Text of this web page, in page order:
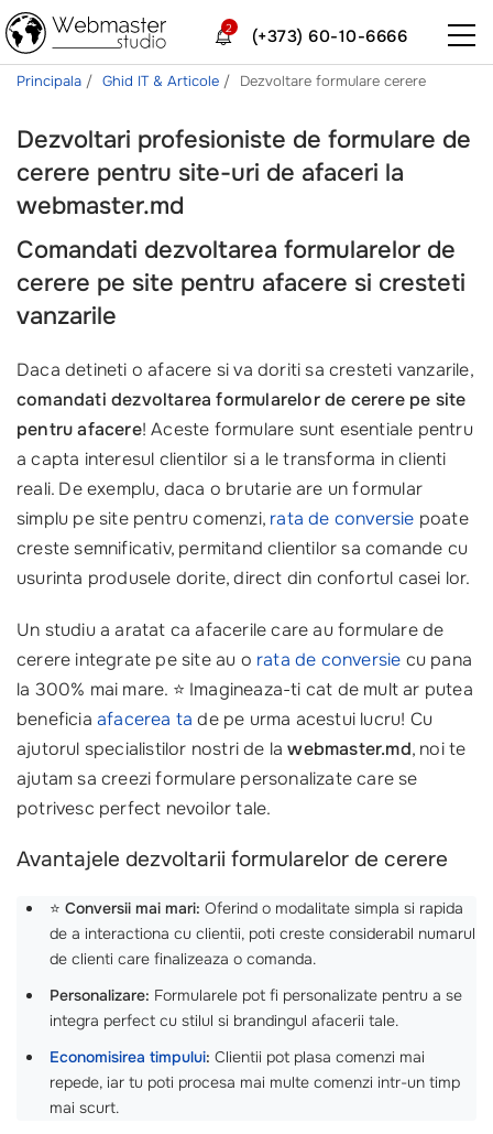
(+373) 60-10-6666
2
Principala Ghid IT & Articole Dezvoltare formulare cerere
Dezvoltari profesioniste de formulare de
cerere pentru site-uri de afaceri la
webmaster.md
Comandati dezvoltarea formularelor de
cerere pe site pentru afacere si cresteti
vanzarile
Daca detineti o afacere si va doriti sa cresteti vanzarile,
comandati dezvoltarea formularelor de cerere pe site
pentru afacere! Aceste formulare sunt esentiale pentru
a capta interesul clientilor si a le transforma in clienti
reali. De exemplu, daca o brutarie are un formular
simplu pe site pentru comenzi, rata de conversie poate
creste semnificativ, permitand clientilor sa comande cu
usurinta produsele dorite, direct din confortul casei lor.
Un studiu a aratat ca afacerile care au formulare de
cerere integrate pe site au o rata de conversie cu pana
la 300% mai mare. ⭐ Imagineaza-ti cat de mult ar putea
beneficia afacerea ta de pe urma acestui lucru! Cu
ajutorul specialistilor nostri de lawebmaster.md, noi te
ajutam sa creezi formulare personalizate care se
potrivesc perfect nevoilor tale.
Avantajele dezvoltarii formularelor de cerere
⭐ Conversii mai mari: Oferind o modalitate simpla si rapida
de a interactiona cu clientii, poti creste considerabil numarul
de clienti care finalizeaza o comanda.
Personalizare: Formularele pot fi personalizate pentru a se
integra perfect cu stilul si brandingul afacerii tale.
Economisirea timpului: Clientii pot plasa comenzi mai
repede, iar tu poti procesa mai multe comenzi intr-un timp
mai scurt.